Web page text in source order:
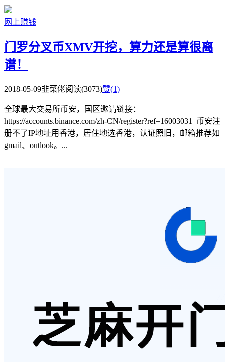
网上赚钱
门罗分叉币XMV开挖，算力还是算很离
谱！
2018-05-09韭菜佬阅读(3073)赞(1)
全球最大交易所币安，国区邀请链接：
https://accounts.binance.com/zh-CN/register?ref=16003031 币安注
册不了IP地址用香港，居住地选香港，认证照旧，邮箱推荐如
gmail、outlook。...